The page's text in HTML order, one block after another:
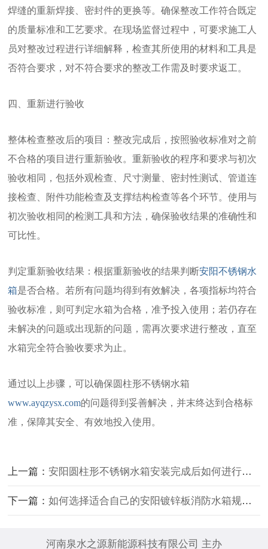
焊缝的重新焊接、密封件的更换等。确保整改工作符合既定
的质量标准和工艺要求。在现场监督过程中，可要求施工人
员对整改过程进行详细解释，检查其所使用的材料和工具是
否符合要求，对不符合要求的整改工作需及时要求返工。
四、重新进行验收
整体检查整改后的项目：整改完成后，按照验收标准对之前
不合格的项目进行重新验收。重新验收的程序和要求与初次
验收相同，包括外观检查、尺寸测量、密封性测试、管道连
接检查、附件功能检查及支撑结构检查等各个环节。使用与
初次验收相同的检测工具和方法，确保验收结果的准确性和
可比性。
判定重新验收结果：根据重新验收的结果判断安阳不锈钢水
箱是否合格。若所有问题均得到有效解决，各项指标均符合
验收标准，则可判定水箱为合格，准予投入使用；若仍存在
未解决的问题或出现新的问题，需再次要求进行整改，直至
水箱完全符合验收要求为止。
通过以上步骤，可以确保圆柱形不锈钢水箱
www.ayqzysx.com的问题得到妥善解决，并末终达到合格标
准，保障其安全、有效地投入使用。
上一篇：安阳圆柱形不锈钢水箱安装完成后如何进行验收？
下一篇：如何选择适合自己的安阳镀锌板消防水箱规格和尺寸？
河南泉水之源新能源科技有限公司 主办